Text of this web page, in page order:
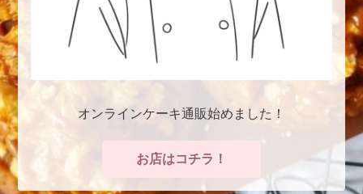
オンラインケーキ通販始めました！
お店はコチラ！